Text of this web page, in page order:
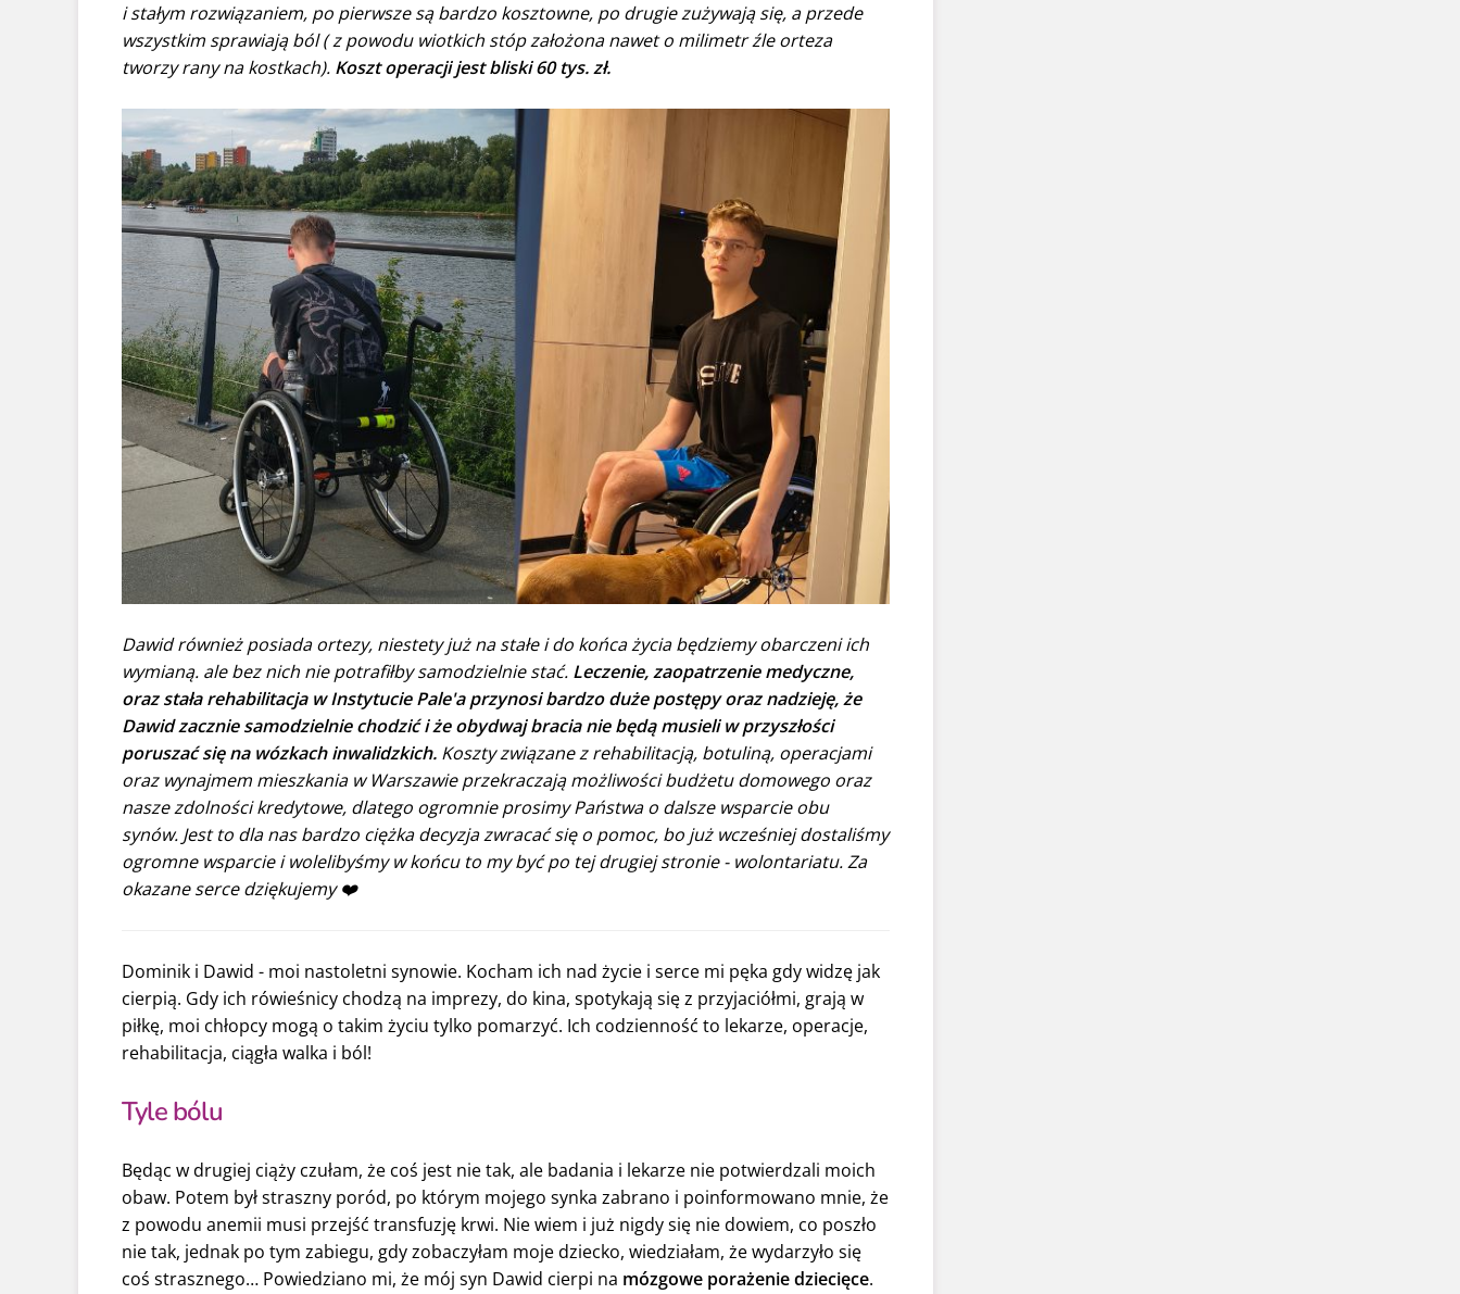
i stałym rozwiązaniem, po pierwsze są bardzo kosztowne, po drugie zużywają się, a przede
wszystkim sprawiają ból ( z powodu wiotkich stóp założona nawet o milimetr źle orteza
tworzy rany na kostkach). Koszt operacji jest bliski 60 tys. zł.
Dawid również posiada ortezy, niestety już na stałe i do końca życia będziemy obarczeni ich
wymianą. ale bez nich nie potrafiłby samodzielnie stać. Leczenie, zaopatrzenie medyczne,
oraz stała rehabilitacja w Instytucie Pale'a przynosi bardzo duże postępy oraz nadzieję, że
Dawid zacznie samodzielnie chodzić i że obydwaj bracia nie będą musieli w przyszłości
poruszać się na wózkach inwalidzkich. Koszty związane z rehabilitacją, botuliną, operacjami
oraz wynajmem mieszkania w Warszawie przekraczają możliwości budżetu domowego oraz
nasze zdolności kredytowe, dlatego ogromnie prosimy Państwa o dalsze wsparcie obu
synów. Jest to dla nas bardzo ciężka decyzja zwracać się o pomoc, bo już wcześniej dostaliśmy
ogromne wsparcie i wolelibyśmy w końcu to my być po tej drugiej stronie - wolontariatu. Za
okazane serce dziękujemy ❤️
Dominik i Dawid - moi nastoletni synowie. Kocham ich nad życie i serce mi pęka gdy widzę jak
cierpią. Gdy ich rówieśnicy chodzą na imprezy, do kina, spotykają się z przyjaciółmi, grają w
piłkę, moi chłopcy mogą o takim życiu tylko pomarzyć. Ich codzienność to lekarze, operacje,
rehabilitacja, ciągła walka i ból!
Tyle bólu
Będąc w drugiej ciąży czułam, że coś jest nie tak, ale badania i lekarze nie potwierdzali moich
obaw. Potem był straszny poród, po którym mojego synka zabrano i poinformowano mnie, że
z powodu anemii musi przejść transfuzję krwi. Nie wiem i już nigdy się nie dowiem, co poszło
nie tak, jednak po tym zabiegu, gdy zobaczyłam moje dziecko, wiedziałam, że wydarzyło się
coś strasznego… Powiedziano mi, że mój syn Dawid cierpi na mózgowe porażenie dziecięce.